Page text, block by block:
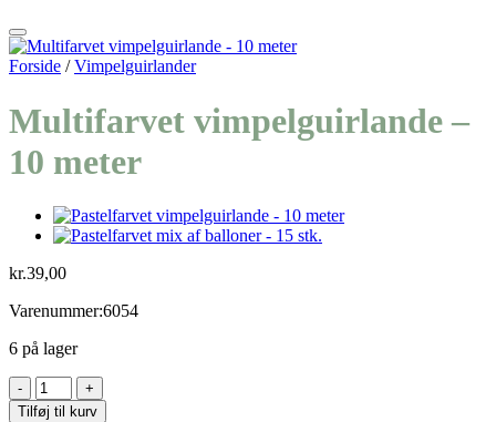
Forside / Vimpelguirlander
Multifarvet vimpelguirlande –
10 meter
kr.39,00
Varenummer:6054
6 på lager
Multifarvet
vimpelguirlande
Tilføj til kurv